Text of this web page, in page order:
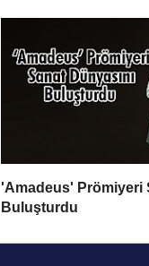
'Amadeus' Prömiyeri
Buluşturdu